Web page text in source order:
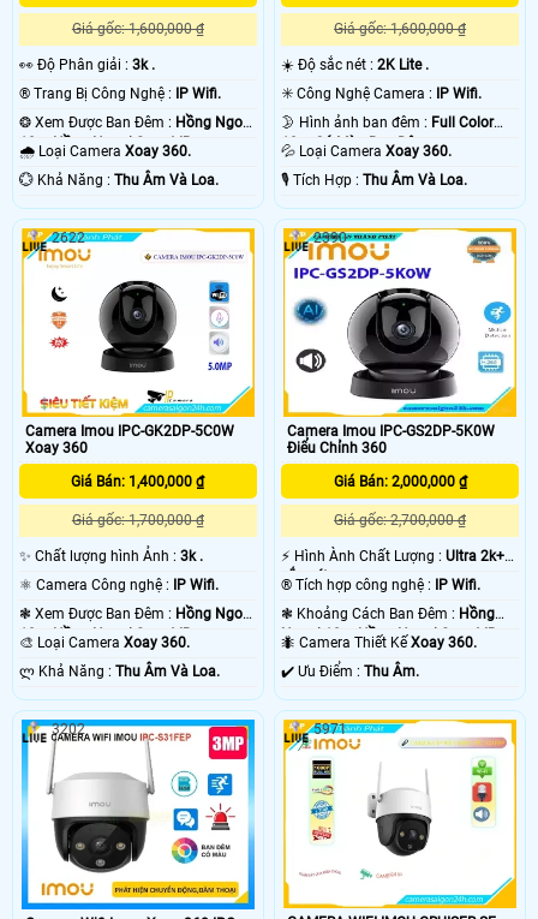
Giá gốc: 1,600,000 ₫
️👀 Độ Phân giải : 3k .
®️ Trang Bị Công Nghệ : IP Wifi.
❂ Xem Được Ban Đêm : Hồng Ngoại
10m Hồng Ngoại Smart IR.
🌧️ Loại Camera Xoay 360.
️💮 Khả Năng : Thu Âm Và Loa.
Giá gốc: 1,600,000 ₫
☀️ Độ sắc nét :2K Lite .
✳️ Công Nghệ Camera : IP Wifi.
🌛 Hình ảnh ban đêm : Full Color
10m Có Màu Ban Ðêm.
💦 Loại CameraXoay 360.
️🎙 Tích Hợp :Thu Âm Và Loa.
Camera Imou IPC-GK2DP-5C0W
Xoay 360
Giá Bán: 1,400,000 ₫
Giá gốc: 1,700,000 ₫
✨ Chất lượng hình Ảnh : 3k .
⚛️ Camera Công nghệ :
IP Wifi.
❃ Xem Được Ban Đêm : Hồng Ngoại
10m Hồng Ngoại Smart IR.
🎨 Loại Camera Xoay 360.
️ლ Khả Năng : Thu Âm Và Loa.
2622
Camera Imou IPC-GS2DP-5K0W
Điểu Chỉnh 360
Giá Bán: 2,000,000 ₫
Giá gốc: 2,700,000 ₫
️⚡ Hình Ành Chất Lượng :Ultra 2k+
sắc nét .
®️ Tích hợp công nghệ :
IP Wifi.
❃ Khoảng Cách Ban Đêm : Hồng
Ngoại 10m Hồng Ngoại Smart IR.
🐜 Camera Thiết KếXoay 360.
️✔️ Ưu Điểm :Thu Âm.
2390
3202 5971